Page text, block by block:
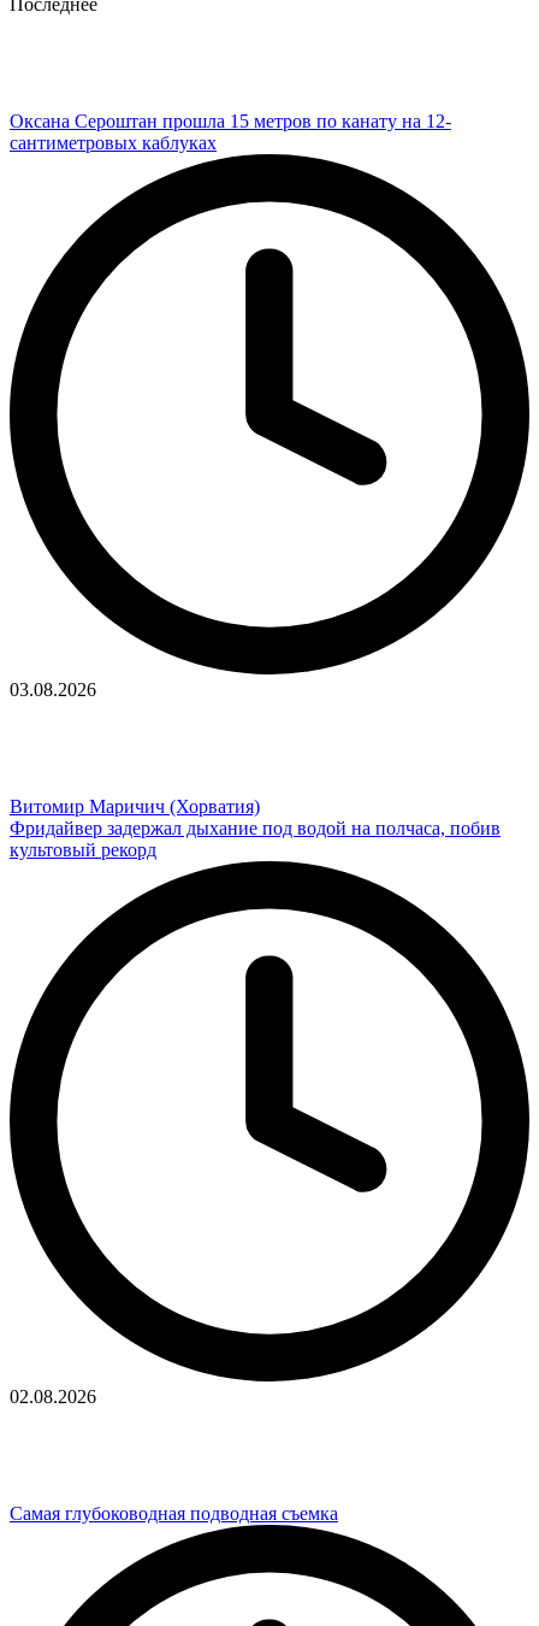
Оксана Сероштан прошла 15 метров по канату на 12-
сантиметровых каблуках
03.08.2026
Витомир Маричич (Хорватия)
Фридайвер задержал дыхание под водой на полчаса, побив
культовый рекорд
02.08.2026
Самая глубоководная подводная съемка